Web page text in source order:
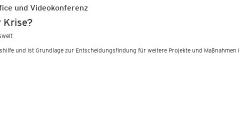
und Videokonferenz
Krise?
und ist Grundlage zur Entscheidungsfindung für weitere Projekte und Maßnahmen